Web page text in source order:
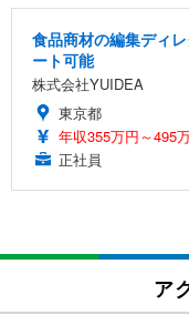
食品商材の編集ディ
ート可能
株式会社YUIDEA
東京都
年収355万円～495
正社員
ア